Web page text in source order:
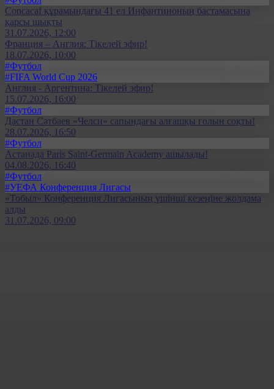
Concacaf құрамындағы 41 ел Инфантиноның бастамасына
қарсы шықты
31.07.2026, 12:00
Франция – Англия: Тікелей эфир!
18.07.2026, 10:00
#Футбол
#FIFA World Cup 2026
Англия - Аргентина: Тікелей эфир!
15.07.2026, 16:00
#Футбол
Дастан Сәтбаев «Челси» сапындағы алғашқы голын соқты!
28.07.2026, 16:50
#Футбол
Астанада Paris Saint-Germain Academy ашылады!
04.08.2026, 16:40
#Футбол
#УЕФА Конференция Лигасы
«Тобыл» Конференция Лигасының үшінші кезеңіне жолдама
алды
31.07.2026, 09:00